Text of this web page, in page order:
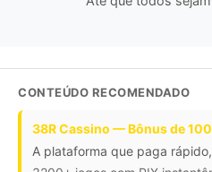
CONTEÚDO RECOMENDADO
38R Cassino — Bônus de
A plataforma que paga